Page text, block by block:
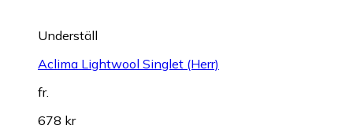
Underställ
Aclima Lightwool Singlet (Herr)
fr.
678 kr